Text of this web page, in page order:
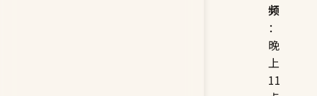
频
：
晚
上
11